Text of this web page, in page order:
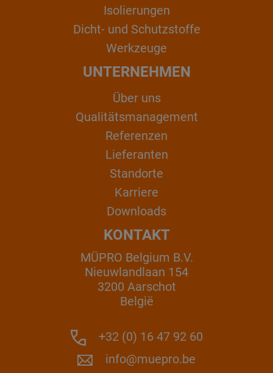
Isolierungen
Dicht- und Schutzstoffe
Werkzeuge
UNTERNEHMEN
Über uns
Qualitätsmanagement
Referenzen
Lieferanten
Standorte
Karriere
Downloads
KONTAKT
MÜPRO Belgium B.V.
Nieuwlandlaan 154
3200 Aarschot
België
+32 (0) 16 47 92 60
info@muepro.be